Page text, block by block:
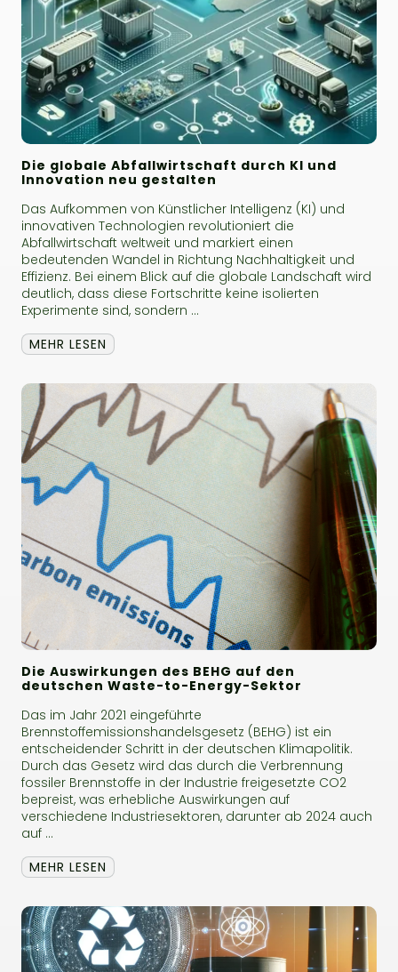
Die globale Abfallwirtschaft durch KI und
Innovation neu gestalten
Das Aufkommen von Künstlicher Intelligenz (KI) und
innovativen Technologien revolutioniert die
Abfallwirtschaft weltweit und markiert einen
bedeutenden Wandel in Richtung Nachhaltigkeit und
Effizienz. Bei einem Blick auf die globale Landschaft wird
deutlich, dass diese Fortschritte keine isolierten
Experimente sind, sondern ...
MEHR LESEN
Die Auswirkungen des BEHG auf den
deutschen Waste-to-Energy-Sektor
Das im Jahr 2021 eingeführte
Brennstoffemissionshandelsgesetz (BEHG) ist ein
entscheidender Schritt in der deutschen Klimapolitik.
Durch das Gesetz wird das durch die Verbrennung
fossiler Brennstoffe in der Industrie freigesetzte CO2
bepreist, was erhebliche Auswirkungen auf
verschiedene Industriesektoren, darunter ab 2024 auch
auf ...
MEHR LESEN